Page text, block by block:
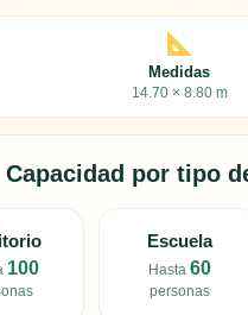
Medidas
14.70 × 8.80 m
Capacidad por tipo
100
Escuela
Hasta 60
personas